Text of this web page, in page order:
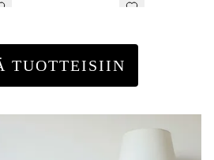
TUOTTEISIIN